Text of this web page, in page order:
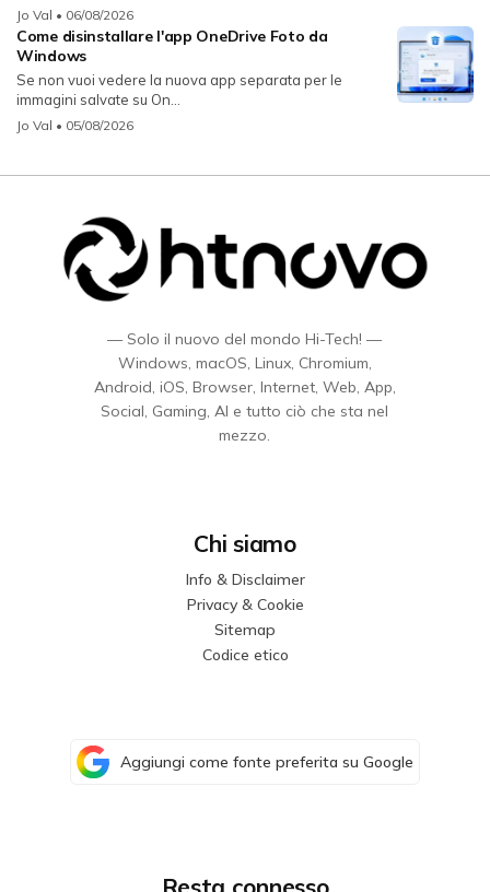
Jo Val • 06/08/2026
Come disinstallare l'app OneDrive Foto da
Windows
Se non vuoi vedere la nuova app separata per le
immagini salvate su On...
Jo Val • 05/08/2026
— Solo il nuovo del mondo Hi-Tech! —
Windows, macOS, Linux, Chromium,
Android, iOS, Browser, Internet, Web, App,
Social, Gaming, AI e tutto ciò che sta nel
mezzo.
Chi siamo
Info & Disclaimer
Privacy & Cookie
Sitemap
Codice etico
Aggiungi come fonte preferita su Google